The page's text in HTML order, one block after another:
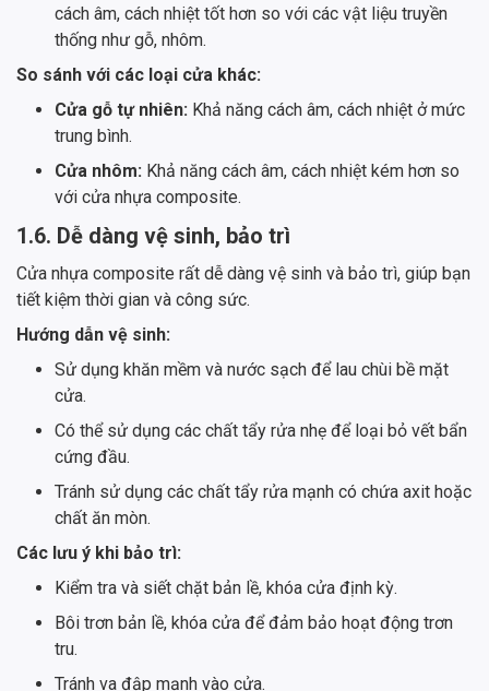
cách âm, cách nhiệt tốt hơn so với các vật liệu truyền
thống như gỗ, nhôm.
So sánh với các loại cửa khác:
Cửa gỗ tự nhiên: Khả năng cách âm, cách nhiệt ở mức
trung bình.
Cửa nhôm: Khả năng cách âm, cách nhiệt kém hơn so
với cửa nhựa composite.
1.6. Dễ dàng vệ sinh, bảo trì
Cửa nhựa composite rất dễ dàng vệ sinh và bảo trì, giúp bạn
tiết kiệm thời gian và công sức.
Hướng dẫn vệ sinh:
Sử dụng khăn mềm và nước sạch để lau chùi bề mặt
cửa.
Có thể sử dụng các chất tẩy rửa nhẹ để loại bỏ vết bẩn
cứng đầu.
Tránh sử dụng các chất tẩy rửa mạnh có chứa axit hoặc
chất ăn mòn.
Các lưu ý khi bảo trì:
Kiểm tra và siết chặt bản lề, khóa cửa định kỳ.
Bôi trơn bản lề, khóa cửa để đảm bảo hoạt động trơn
tru.
Tránh va đập mạnh vào cửa.